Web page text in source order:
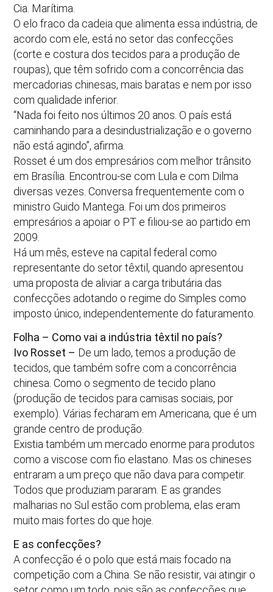
Cia. Marítima.
O elo fraco da cadeia que alimenta essa indústria, de
acordo com ele, está no setor das confecções
(corte e costura dos tecidos para a produção de
roupas), que têm sofrido com a concorrência das
mercadorias chinesas, mais baratas e nem por isso
com qualidade inferior.
“Nada foi feito nos últimos 20 anos. O país está
caminhando para a desindustrialização e o governo
não está agindo”, afirma.
Rosset é um dos empresários com melhor trânsito
em Brasília. Encontrou-se com Lula e com Dilma
diversas vezes. Conversa frequentemente com o
ministro Guido Mantega. Foi um dos primeiros
empresários a apoiar o PT e filiou-se ao partido em
2009.
Há um mês, esteve na capital federal como
representante do setor têxtil, quando apresentou
uma proposta de aliviar a carga tributária das
confecções adotando o regime do Simples como
imposto único, independentemente do faturamento.
Folha – Como vai a indústria têxtil no país?
Ivo Rosset – De um lado, temos a produção de
tecidos, que também sofre com a concorrência
chinesa. Como o segmento de tecido plano
(produção de tecidos para camisas sociais, por
exemplo). Várias fecharam em Americana, que é um
grande centro de produção.
Existia também um mercado enorme para produtos
como a viscose com fio elastano. Mas os chineses
entraram a um preço que não dava para competir.
Todos que produziam pararam. E as grandes
malharias no Sul estão com problema, elas eram
muito mais fortes do que hoje.
E as confecções?
A confecção é o polo que está mais focado na
competição com a China. Se não resistir, vai atingir o